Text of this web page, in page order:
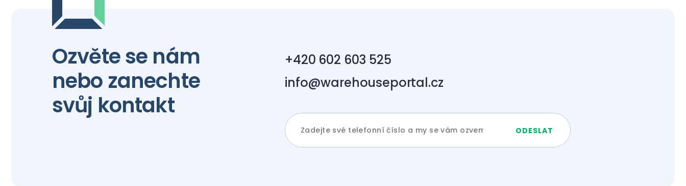
Ozvěte se nám
nebo zanechte
svůj kontakt
+420 602 603 525
info@warehouseportal.cz